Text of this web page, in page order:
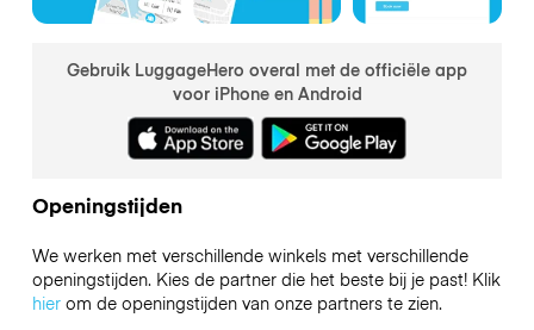
Gebruik LuggageHero overal met de officiële app
voor iPhone en Android
Openingstijden
We werken met verschillende winkels met verschillende
openingstijden. Kies de partner die het beste bij je past! Klik
hierom de openingstijden van onze partners te zien.